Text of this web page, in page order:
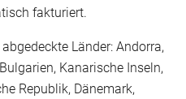
fakturiert.
Länder: Andorra,
Kanarische Inseln,
Republik, Dänemark,